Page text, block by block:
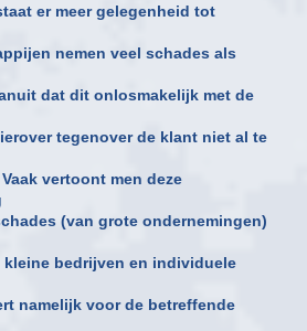
er meer gelegenheid tot
nemen veel schades als
dat dit onlosmakelijk met de
tegenover de klant niet al te
vertoont men deze
(van grote ondernemingen)
kleine bedrijven en individuele
namelijk voor de betreffende